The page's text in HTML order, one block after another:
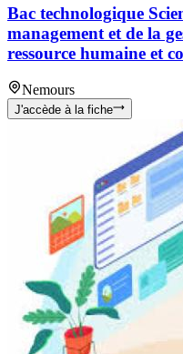
Bac technologique
management et de la
ressource humaine et
Nemours
J'accède à la fiche